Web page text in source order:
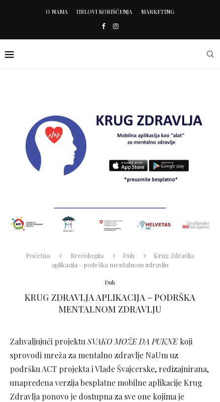
O NAMA USLOVI KORIŠĆENJA MARKETING
Početna Srećologija Duh
Krug Zdravlja
aplikacija – podrška mentalnom zdravlju
Duh
KRUG ZDRAVLJA APLIKACIJA – PODRŠKA
MENTALNOM ZDRAVLJU
Zahvaljujući projektu SVAKO MOŽE DA PUKNEkoji
sprovodi mreža za mentalno zdravlje NaUm uz
podršku ACT projekta i Vlade Švajcerske, redizajnirana,
unapređena verzija besplatne mobilne aplikacije Krug
Zdravlja ponovo je dostupna za sve one kojima je